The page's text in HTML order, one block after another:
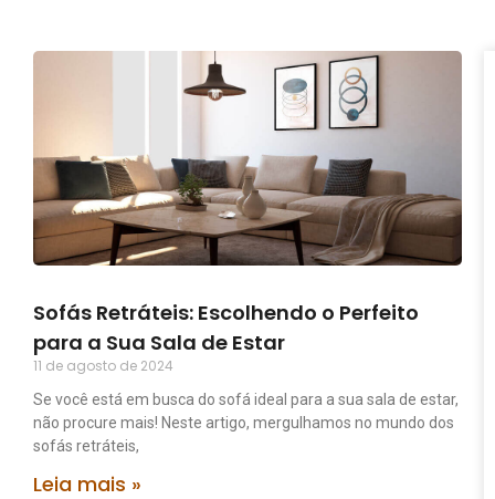
Sofás Retráteis: Escolhendo o Perfeito
para a Sua Sala de Estar
11 de agosto de 2024
Se você está em busca do sofá ideal para a sua sala de estar,
não procure mais! Neste artigo, mergulhamos no mundo dos
sofás retráteis,
Leia mais »